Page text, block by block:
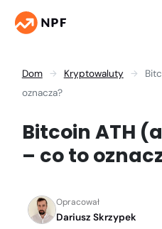
Dom Kryptowaluty
oznacza?
Bitcoin ATH
– co to
Opracował
Dariusz Skrzypek